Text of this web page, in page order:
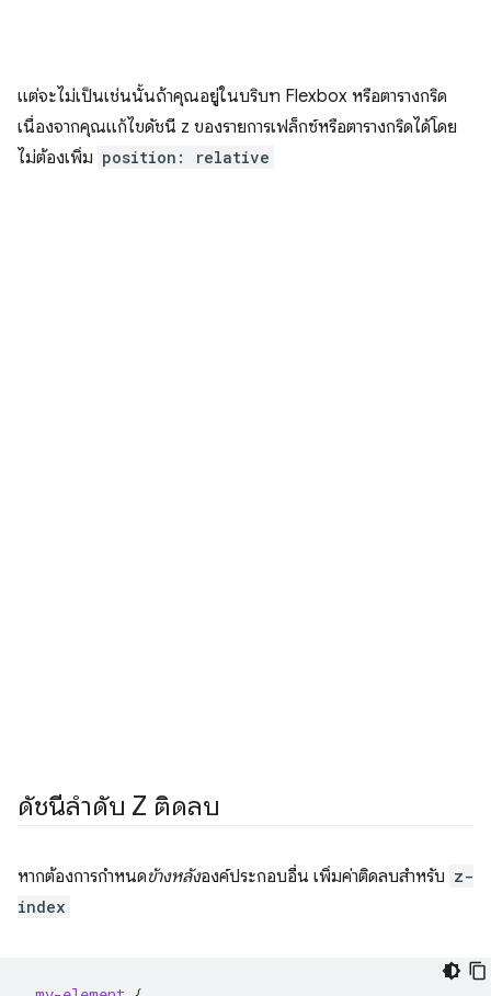
แต่จะไม่เป็นเช่นนั้นถ้าคุณอยู่ในบริบท Flexbox หรือตารางกริด
เนื่องจากคุณแก้ไขดัชนี z ของรายการเฟล็กซ์หรือตารางกริดได้โดย
ไม่ต้องเพิ่ม position: relative
ดัชนีลำดับ Z ติดลบ
หากต้องการกำหนดข้างหลังองค์ประกอบอื่น เพิ่มค่าติดลบสำหรับ z-
index